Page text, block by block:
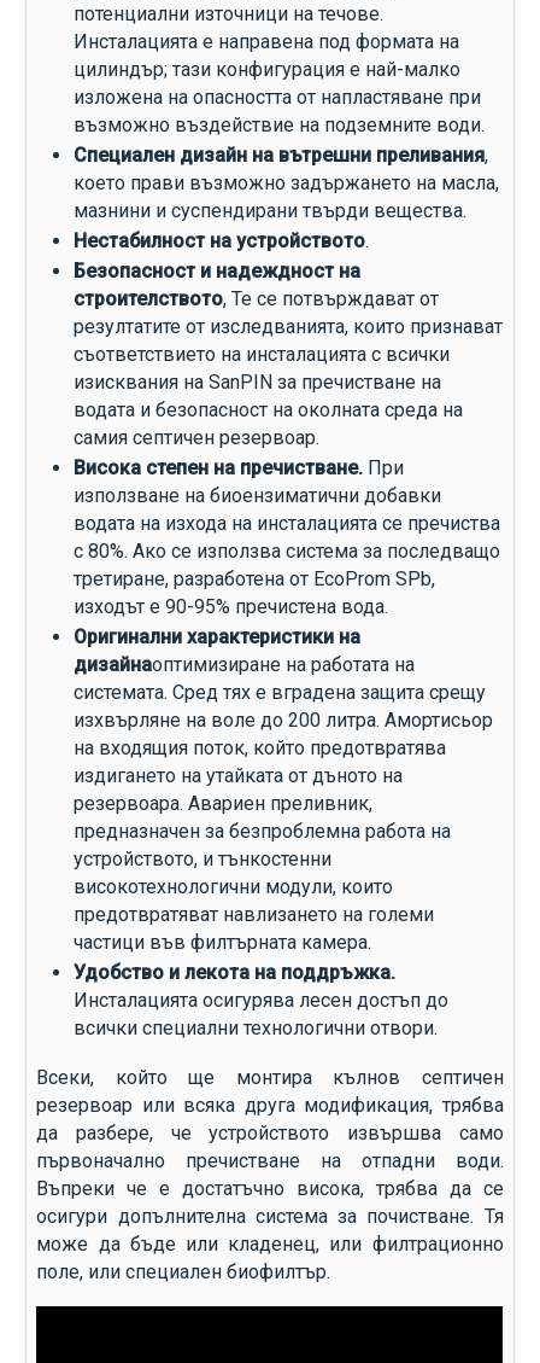
потенциални източници на течове.
Инсталацията е направена под формата на
цилиндър; тази конфигурация е най-малко
изложена на опасността от напластяване при
възможно въздействие на подземните води.
Специален дизайн на вътрешни преливания,
което прави възможно задържането на масла,
мазнини и суспендирани твърди вещества.
Нестабилност на устройството.
Безопасност и надеждност на
строителството, Те се потвърждават от
резултатите от изследванията, които признават
съответствието на инсталацията с всички
изисквания на SanPIN за пречистване на
водата и безопасност на околната среда на
самия септичен резервоар.
Висока степен на пречистване. При
използване на биоензиматични добавки
водата на изхода на инсталацията се пречиства
с 80%. Ако се използва система за последващо
третиране, разработена от EcoProm SPb,
изходът е 90-95% пречистена вода.
Оригинални характеристики на
дизайнаоптимизиране на работата на
системата. Сред тях е вградена защита срещу
изхвърляне на воле до 200 литра. Амортисьор
на входящия поток, който предотвратява
издигането на утайката от дъното на
резервоара. Авариен преливник,
предназначен за безпроблемна работа на
устройството, и тънкостенни
високотехнологични модули, които
предотвратяват навлизането на големи
частици във филтърната камера.
Удобство и лекота на поддръжка.
Инсталацията осигурява лесен достъп до
всички специални технологични отвори.
Всеки, който ще монтира кълнов септичен
резервоар или всяка друга модификация, трябва
да разбере, че устройството извършва само
първоначално пречистване на отпадни води.
Въпреки че е достатъчно висока, трябва да се
осигури допълнителна система за почистване. Тя
може да бъде или кладенец, или филтрационно
поле, или специален биофилтър.